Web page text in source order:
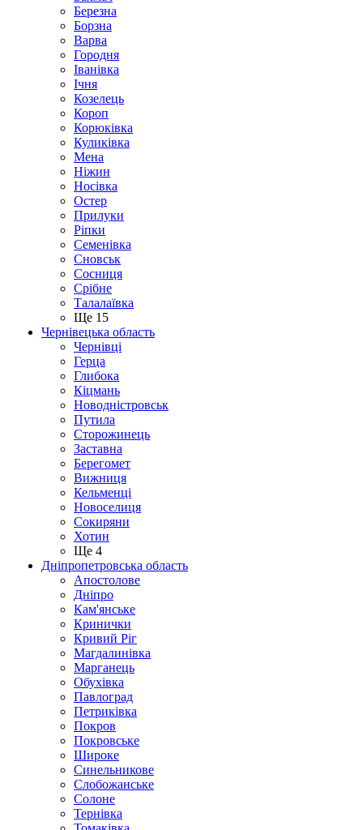
Березна
Борзна
Варва
Городня
Іванівка
Ічня
Козелець
Короп
Корюківка
Куликівка
Мена
Ніжин
Носівка
Остер
Прилуки
Ріпки
Семенівка
Сновськ
Сосниця
Срібне
Талалаївка
Ще 15
Чернівецька область
Чернівці
Герца
Глибока
Кіцмань
Новодністровськ
Путила
Сторожинець
Заставна
Берегомет
Вижниця
Кельменці
Новоселиця
Сокиряни
Хотин
Ще 4
Дніпропетровська область
Апостолове
Дніпро
Кам'янське
Кринички
Кривий Ріг
Магдалинівка
Марганець
Обухівка
Павлоград
Петриківка
Покров
Покровське
Широке
Синельникове
Слобожанське
Солоне
Тернівка